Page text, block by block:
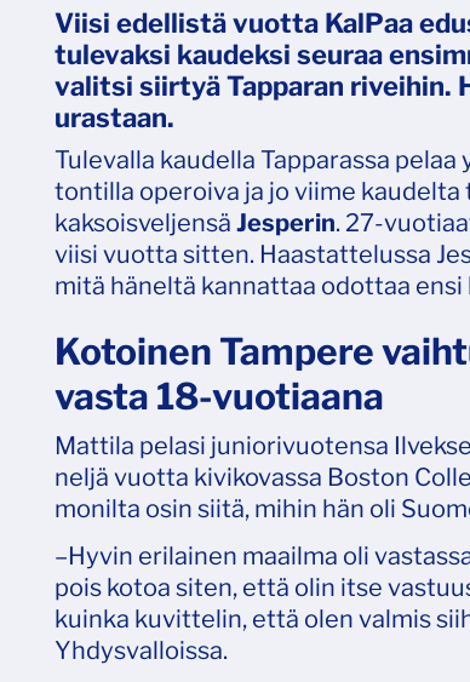
Viisi edellistä vuotta KalPaa
tulevaksi kaudeksi seuraa
valitsi siirtyä Tapparan
urastaan.
Tulevalla kaudella Tapparassa
tontilla operoiva ja jo viime kaudelta
kaksoisveljensä Jesperin. 27-
viisi vuotta sitten. Haastattelussa
mitä häneltä kannattaa odottaa ensi
Kotoinen Tampere
vasta 18-vuotiaana
Mattila pelasi juniorivuotensa
neljä vuotta kivikovassa Boston
monilta osin siitä, mihin hän oli
–Hyvin erilainen maailma oli
pois kotoa siten, että olin itse
kuinka kuvittelin, että olen valmis
Yhdysvalloissa.